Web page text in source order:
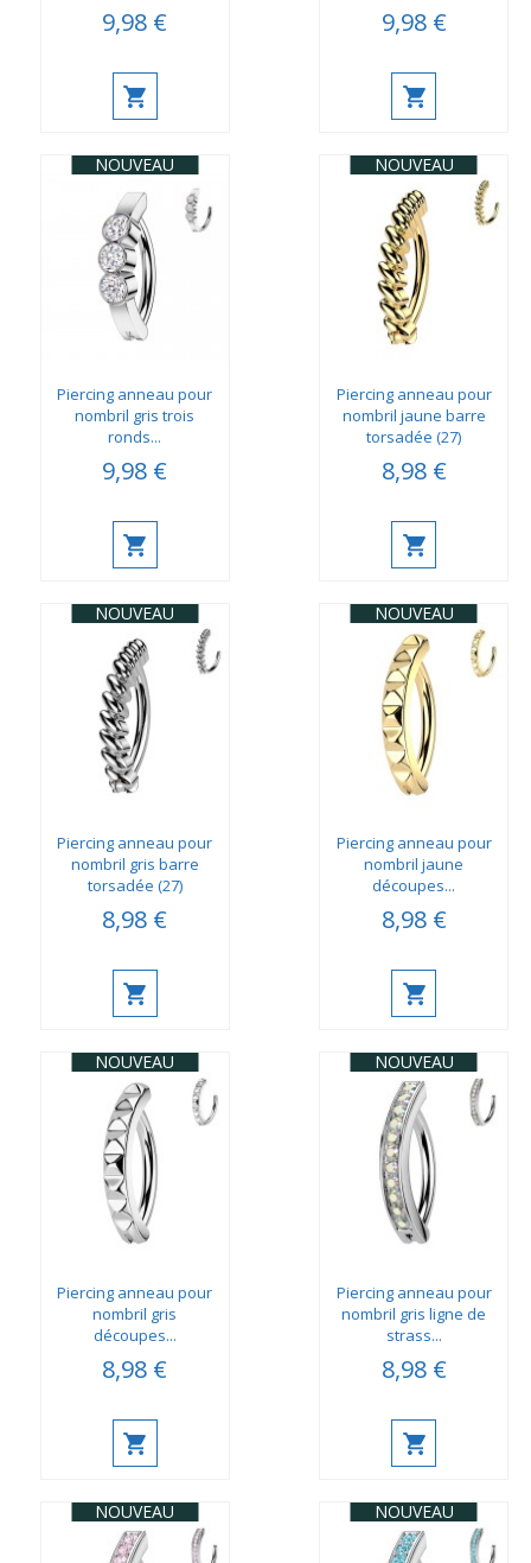
9,98 € 9,98 €
NOUVEAU
Piercing anneau pour
nombril gris trois
ronds...
9,98 €
NOUVEAU
Piercing anneau pour
nombril jaune barre
torsadée (27)
8,98 €
NOUVEAU
Piercing anneau pour
nombril gris barre
torsadée (27)
8,98 €
NOUVEAU
Piercing anneau pour
nombril jaune
découpes...
8,98 €
NOUVEAU
Piercing anneau pour
nombril gris
découpes...
8,98 €
NOUVEAU
Piercing anneau pour
nombril gris ligne de
strass...
8,98 €
NOUVEAU NOUVEAU